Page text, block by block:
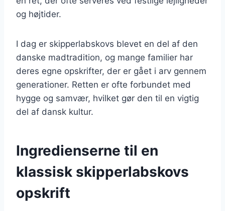
og højtider.
I dag er skipperlabskovs blevet en del af den
danske madtradition, og mange familier har
deres egne opskrifter, der er gået i arv gennem
generationer. Retten er ofte forbundet med
hygge og samvær, hvilket gør den til en vigtig
del af dansk kultur.
Ingredienserne til en
klassisk skipperlabskovs
opskrift